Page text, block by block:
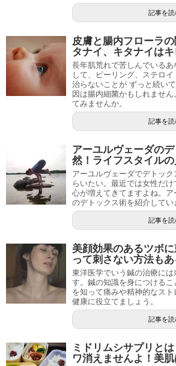
記事を読
皮膚と腸内フローラ
タナイ、キタナイはキ
長年肌荒れで苦しんでいる
して、ピーリング、ステロ
治らないことが ずっと続い
因は腸内細菌かもしれませ
てみませんか。
記事を読
アーユルヴェーダの
然！ライフスタイルの
アーユルヴェーダでデトッ
らいたい。最近では女性だ
心が増えてきてますよね。
のデトックス術を紹介してい
記事を読
美顔効果のあるツボ
って刺さない方法もあ
東洋医学でいう鍼の治療には
す。鍼の知識を身につける
を知って痛みや精神的なスト
健康に役立てましょう。
記事を読
ミドリムシサプリと
ワ消えませんよ！美